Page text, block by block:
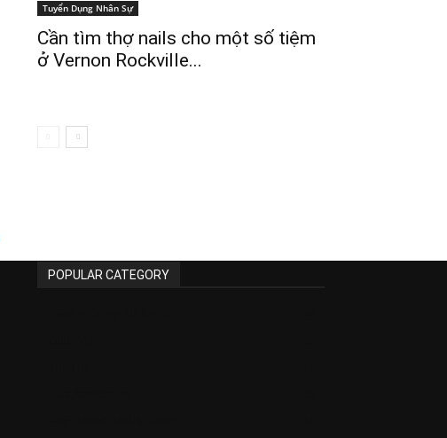
Tuyển Dụng Nhân Sự
Cần tìm thợ nails cho một số tiệm
ở Vernon Rockville...
POPULAR CATEGORY